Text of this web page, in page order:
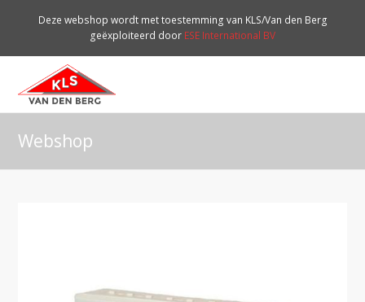
Deze webshop wordt met toestemming van KLS/Van den Berg
geëxploiteerd door ESE International BV
Webshop